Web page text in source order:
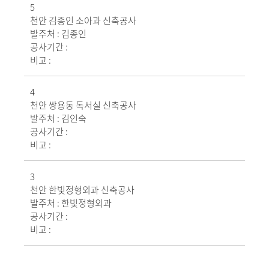
5
천안 김종인 소아과 신축공사
발주처 : 김종인
공사기간 :
비고 :
4
천안 쌍용동 독서실 신축공사
발주처 : 김인숙
공사기간 :
비고 :
3
천안 한빛정형외과 신축공사
발주처 : 한빛정형외과
공사기간 :
비고 :